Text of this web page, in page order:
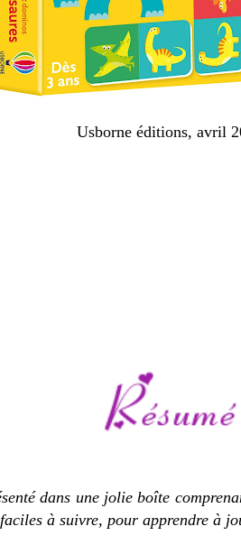
Usborne éditions, avril
dans une jolie boîte
à suivre, pour apprendre à